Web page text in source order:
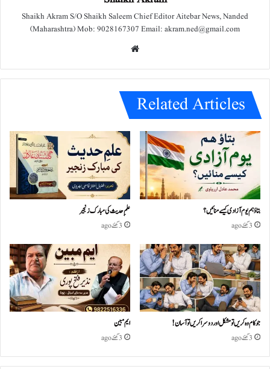
Shaikh Akram S/O Shaikh Saleem Chief Editor Aitebar News, Nanded
(Maharashtra) Mob: 9028167307 Email: akram.ned@gmail.com
e
Related Articles
بتاؤ ہم یوم آزادی کیسے منائیں؟
3 گھنٹے ago
علمِ حدیث کی مبارک زنجیر
3 گھنٹے ago
جو کام وہ کریں تو مشکل اور دوسرا کریں تو آسان !
3 گھنٹے ago
ایم مبین
3 گھنٹے ago